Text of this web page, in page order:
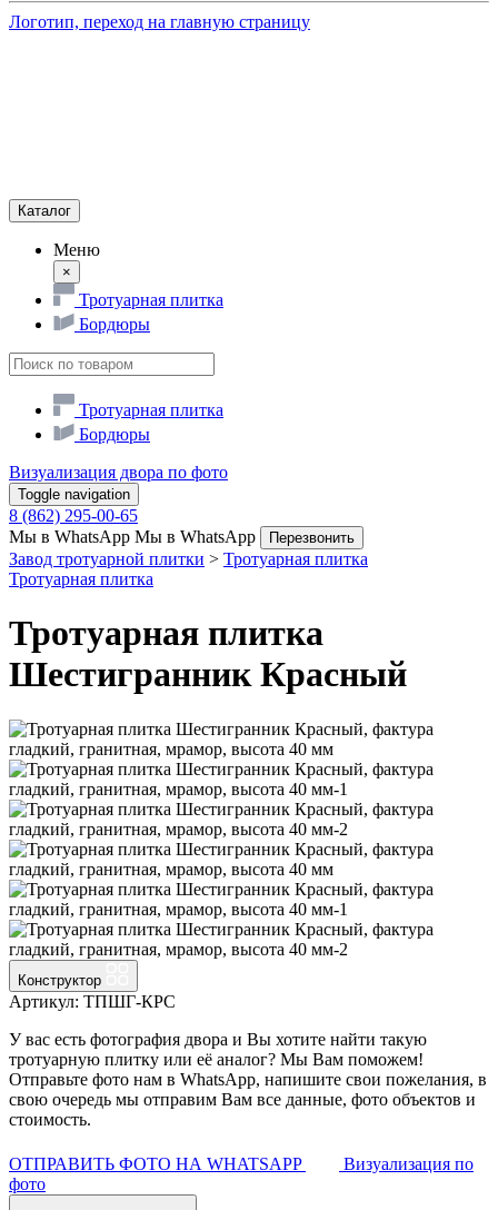
Логотип, переход на главную страницу
Каталог
Меню
×
Тротуарная плитка
Бордюры
Тротуарная плитка
Бордюры
Визуализация двора по фото
Toggle navigation
8 (862) 295-00-65
Мы в WhatsApp Мы в WhatsApp Перезвонить
Завод тротуарной плитки > Тротуарная плитка
Тротуарная плитка
Тротуарная плитка
Шестигранник Красный
Конструктор
Артикул: ТПШГ-КРС
У вас есть фотография двора и Вы хотите найти такую
тротуарную плитку или её аналог? Мы Вам поможем!
Отправьте фото нам в WhatsApp, напишите свои пожелания, в
свою очередь мы отправим Вам все данные, фото объектов и
стоимость.
ОТПРАВИТЬ ФОТО НА WHATSAPP
Визуализация по
фото